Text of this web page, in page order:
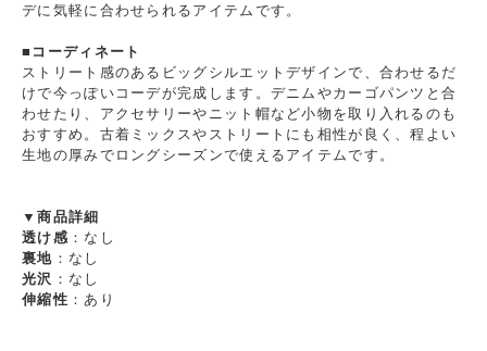
デに気軽に合わせられるアイテムです。
■コーディネート
ストリート感のあるビッグシルエットデザインで、合わせるだ
けで今っぽいコーデが完成します。デニムやカーゴパンツと合
わせたり、アクセサリーやニット帽など小物を取り入れるのも
おすすめ。古着ミックスやストリートにも相性が良く、程よい
生地の厚みでロングシーズンで使えるアイテムです。
▼商品詳細
透け感 ：なし
裏地 ：なし
光沢 ：なし
伸縮性 ：あり